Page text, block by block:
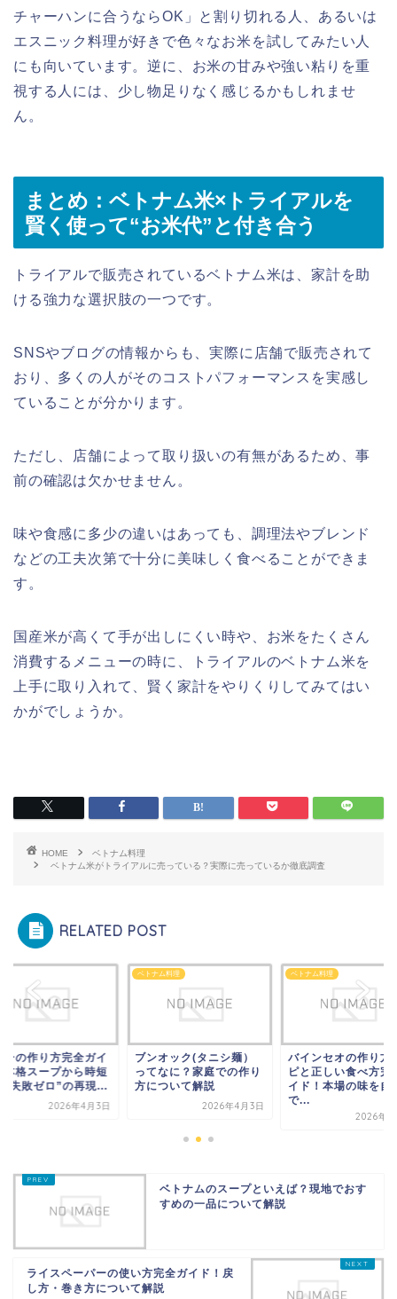
チャーハンに合うならOK」と割り切れる人、あるいは
エスニック料理が好きで色々なお米を試してみたい人
にも向いています。逆に、お米の甘みや強い粘りを重
視する人には、少し物足りなく感じるかもしれませ
ん。
まとめ：ベトナム米×トライアルを
賢く使って“お米代”と付き合う
トライアルで販売されているベトナム米は、家計を助
ける強力な選択肢の一つです。
SNSやブログの情報からも、実際に店舗で販売されて
おり、多くの人がそのコストパフォーマンスを実感し
ていることが分かります。
ただし、店舗によって取り扱いの有無があるため、事
前の確認は欠かせません。
味や食感に多少の違いはあっても、調理法やブレンド
などの工夫次第で十分に美味しく食べることができま
す。
国産米が高くて手が出しにくい時や、お米をたくさん
消費するメニューの時に、トライアルのベトナム米を
上手に取り入れて、賢く家計をやりくりしてみてはい
かがでしょうか。
HOME
ベトナム料理
ベトナム米がトライアルに売っている？実際に売っているか徹底調査
RELATED POST
ーの作り方完全ガイ
本格スープから時短
“失敗ゼロ”の再現...
2026年4月3日
ベトナム料理
ブンオック(タニシ麺）
ってなに？家庭での作り
方について解説
2026年4月3日
ベトナム料理
バインセオの作り方
ピと正しい食べ方完
イド！本場の味を自
で...
2026年4
ベトナムのスープといえば？現地でおす
すめの一品について解説
ライスペーパーの使い方完全ガイド！戻
し方・巻き方について解説